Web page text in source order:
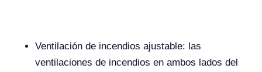
Ventilación de incendios ajustable: las
ventilaciones de incendios en ambos lados del